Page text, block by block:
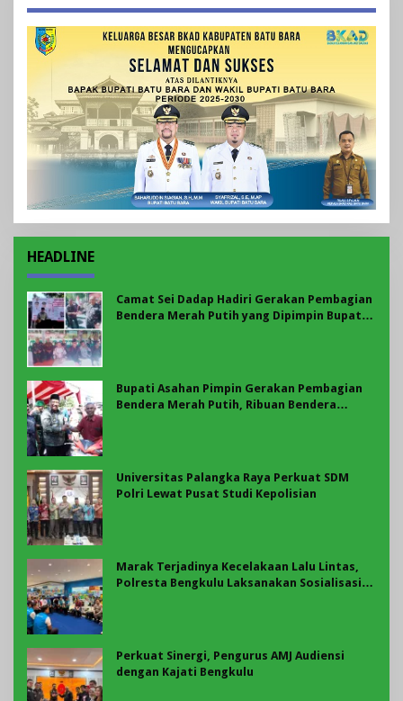
HEADLINE
Camat Sei Dadap Hadiri Gerakan Pembagian
Bendera Merah Putih yang Dipimpin Bupati
Bupati Asahan Pimpin Gerakan Pembagian
Bendera Merah Putih, Ribuan Bendera
Universitas Palangka Raya Perkuat SDM
Polri Lewat Pusat Studi Kepolisian
Marak Terjadinya Kecelakaan Lalu Lintas,
Polresta Bengkulu Laksanakan Sosialisasi
Perkuat Sinergi, Pengurus AMJ Audiensi
dengan Kajati Bengkulu